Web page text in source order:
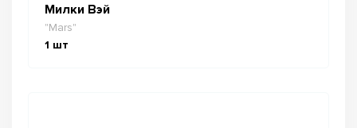
Милки Вэй
"Mars"
1 шт